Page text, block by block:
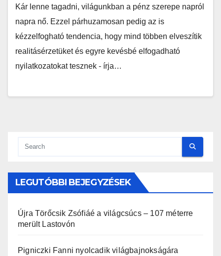
Kár lenne tagadni, világunkban a pénz szerepe napról
napra nő. Ezzel párhuzamosan pedig az is
kézzelfogható tendencia, hogy mind többen elveszítik
realitásérzetüket és egyre kevésbé elfogadható
nyilatkozatokat tesznek - írja…
LEGUTÓBBI BEJEGYZÉSEK
Újra Törőcsik Zsófiáé a világcsúcs – 107 méterre
merült Lastovón
Pigniczki Fanni nyolcadik világbajnokságára